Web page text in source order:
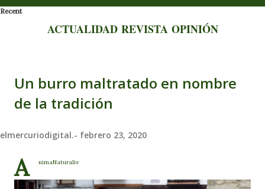
Recent
ACTUALIDAD REVISTA OPINIÓN
Un burro maltratado en nombre
de la tradición
elmercuriodigital.- febrero 23, 2020
A nimaNaturalis